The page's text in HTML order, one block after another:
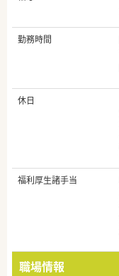
勤務時間
休日
福利厚生諸手当
職場情報